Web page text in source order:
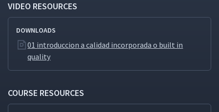
VIDEO RESOURCES
DOWNLOADS
01 introduccion a calidad incorporada o built in
quality
COURSE RESOURCES